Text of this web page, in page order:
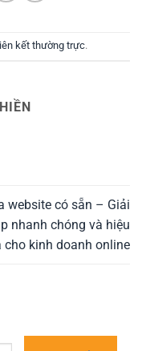
liên kết thường trực.
website có sẵn – Giải
nhanh chóng và hiệu
cho kinh doanh online